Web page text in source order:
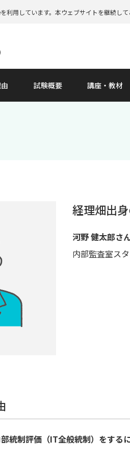
利用しています。本ウェブサイトを継続して
試験概要 講座・教材
経理畑出
河野 健太郎さ
内部監査室ス
統制評価（IT全般統制）をする